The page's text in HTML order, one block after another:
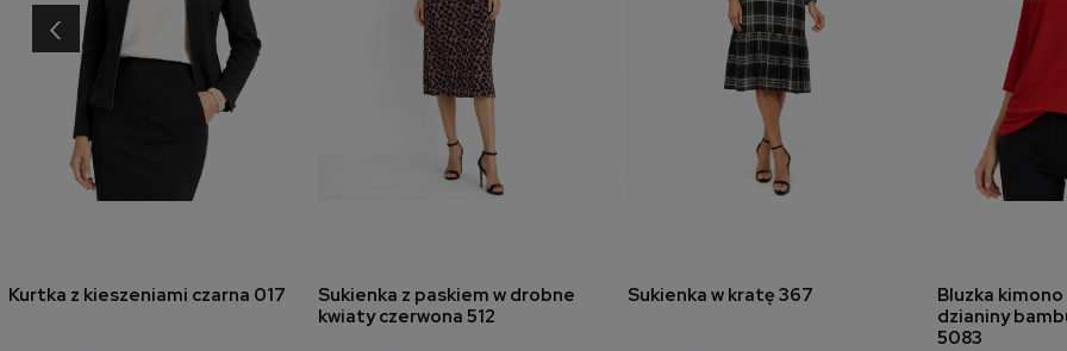
dodaj do koszyka
Kurtka z kieszeniami czarna 017 dodaj do koszyka
Sukienka z paskiem w drobne
kwiaty czerwona 512
dodaj do koszyka
Sukienka w kratę 367 dodaj
Bluzka
dzianiny
5083
‹